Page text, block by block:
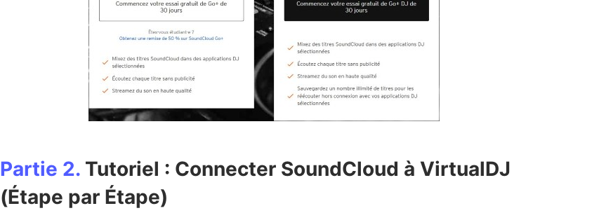
Partie 2. Tutoriel : Connecter SoundCloud à VirtualDJ
(Étape par Étape)